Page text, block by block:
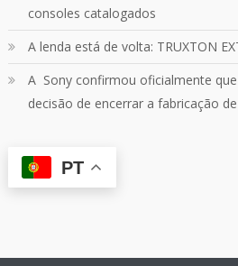
Carregar
consoles catalogados
A lenda está de volta: TRUXTON
A Sony confirmou oficialmente
decisão de encerrar a fabricação
PT